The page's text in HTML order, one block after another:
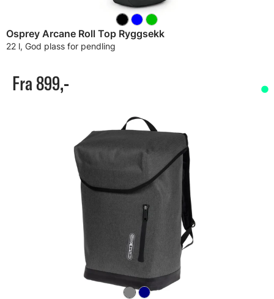
Osprey Arcane Roll Top Ryggsekk
22 l, God plass for pendling
Fra 899,-